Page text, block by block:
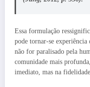
Essa formulação
pode tornar-se
não for paralisado pela
comunidade mais
imediato, mas na